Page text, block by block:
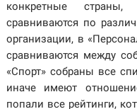
конкретные
сравниваются по
организации, в
сравниваются между
«Спорт» собраны все
иначе имеют
попали все рейтинги,